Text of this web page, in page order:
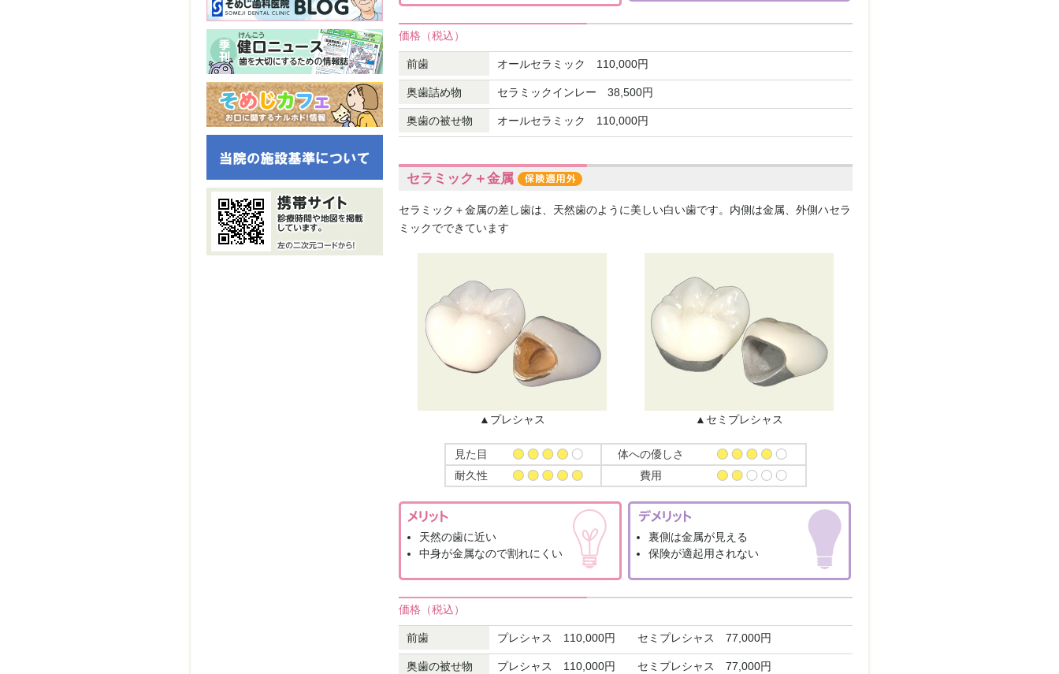
価格（税込）
前歯 オールセラミック 110,000円
奥歯詰め物 セラミックインレー 38,500円
奥歯の被せ物 オールセラミック 110,000円
セラミック＋金属
セラミック＋金属の差し歯は、天然歯のように美しい白い歯です。内側は金属、外側ハセラ
ミックでできています
▲プレシャス ▲セミプレシャス
見た目
体への優しさ
耐久性
費用
天然の歯に近い
中身が金属なので割れにくい
裏側は金属が見える
保険が適起用されない
価格（税込）
前歯 プレシャス 110,000円 セミプレシャス 77,000円
奥歯の被せ物 プレシャス 110,000円 セミプレシャス 77,000円